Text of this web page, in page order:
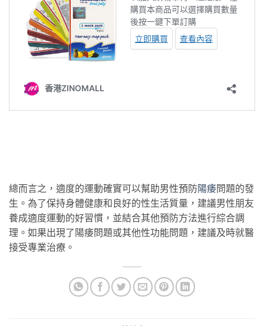
總而言之，適度的運動確實可以幫助男性預防陽痿問題的發
生。為了保持身體健康和良好的性生活質量，建議男性朋友
養成適度運動的好習慣，並結合其他預防方法進行綜合調
理。如果出現了陽痿問題或其他性功能問題，建議及時就醫
接受專業治療。